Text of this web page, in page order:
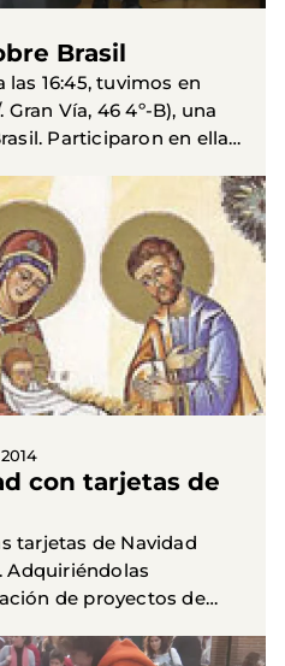
Brasil
16:45, tuvimos en
Vía, 46 4º-B), una
Participaron en ella
con tarjetas de
tarjetas de Navidad
Adquiriéndolas
de proyectos de